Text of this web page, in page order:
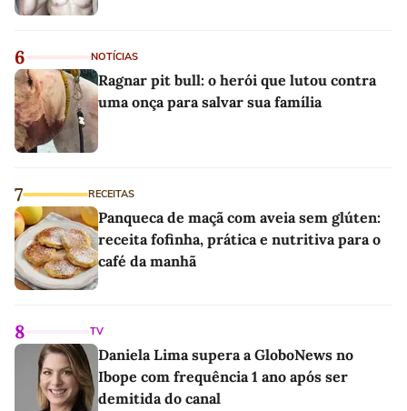
6 NOTÍCIAS
Ragnar pit bull: o herói que lutou contra
uma onça para salvar sua família
7 RECEITAS
Panqueca de maçã com aveia sem glúten:
receita fofinha, prática e nutritiva para o
café da manhã
8 TV
Daniela Lima supera a GloboNews no
Ibope com frequência 1 ano após ser
demitida do canal